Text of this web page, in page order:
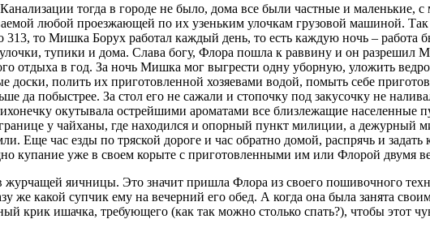
тогда в городе не было, дома все были частные и
любой проезжающей по их узеньким улочкам грузовой машиной.
то Мишка Борух работал каждый день, то есть каждую ночь – работа
тупики и дома. Слава богу, Флора пошла к раввину и он разрешил
отдыха в год. За ночь Мишка мог выгрести одну уборную, уложить
доски, полить их приготовленной хозяевами водой, помыть себе
да побыстрее. За стол его не сажали и стопочку под закусочку не
окутывала острейшими ароматами все близлежащие населенные
у чайханы, где находился и опорный пункт милиции, а дежурный
Еще час езды по тряской дороге и час обратно домой, распрячь и
купание уже в своем корыте с приготовленными им или Флорой двумя
яичницы. Это значит пришла Флора из своего пошивочного
же какой супчик ему на вечерний его обед. А когда она была занята
крик ишачка, требующего (как так можно столько спать?), чтобы этот